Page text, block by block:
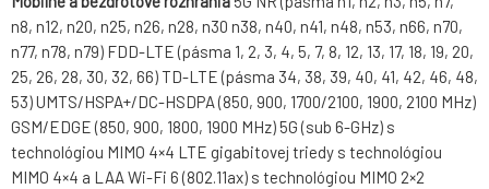
n8, n12, n20, n25, n26, n28, n30 n38, n40, n41, n48, n53, n66, n70,
n77, n78, n79) FDD-LTE (pásma 1, 2, 3, 4, 5, 7, 8, 12, 13, 17, 18, 19, 20,
25, 26, 28, 30, 32, 66) TD-LTE (pásma 34, 38, 39, 40, 41, 42, 46, 48,
53) UMTS/HSPA+/DC-HSDPA (850, 900, 1700/2100, 1900, 2100 MHz)
GSM/EDGE (850, 900, 1800, 1900 MHz) 5G (sub 6-GHz) s
technológiou MIMO 4×4 LTE gigabitovej triedy s technológiou
MIMO 4×4 a LAA Wi-Fi 6 (802.11ax) s technológiou MIMO 2×2